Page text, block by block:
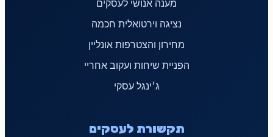
מענה אנושי לעסקים
נציגה וירטואלית חכמה
מחירון והצטרפות אונליין
הפניית שיחות ועקוב אחריי
ג׳ינגל עסקי
תקשורת לעסקים